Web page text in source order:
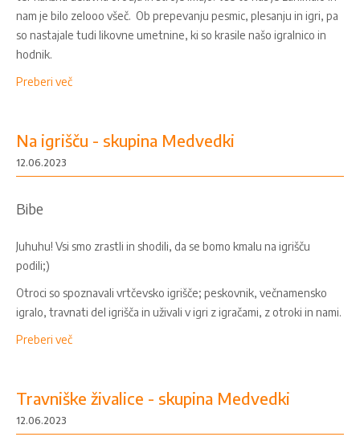
nam je bilo zelooo všeč. Ob prepevanju pesmic, plesanju in igri, pa
so nastajale tudi likovne umetnine, ki so krasile našo igralnico in
hodnik.
Preberi več
Na igrišču - skupina Medvedki
12.06.2023
Bibe
Juhuhu! Vsi smo zrastli in shodili, da se bomo kmalu na igrišču
podili;)
Otroci so spoznavali vrtčevsko igrišče; peskovnik, večnamensko
igralo, travnati del igrišča in uživali v igri z igračami, z otroki in nami.
Preberi več
Travniške živalice - skupina Medvedki
12.06.2023